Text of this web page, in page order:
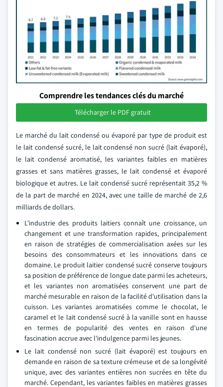
Comprendre les tendances clés du marché
Télécharger le PDF gratuit
Le marché du lait condensé ou évaporé par type de produit est
le lait condensé sucré, le lait condensé non sucré (lait évaporé),
le lait condensé aromatisé, les variantes faibles en matières
grasses et sans matières grasses, le lait condensé et évaporé
biologique et autres. Le lait condensé sucré représentait 35,2 %
de la part de marché en 2024, avec une taille de marché de 2,6
milliards de dollars.
L'industrie des produits laitiers connaît une croissance, un
changement et une transformation rapides, principalement
en raison de stratégies de commercialisation axées sur les
besoins des consommateurs et les innovations dans ce
domaine. Le produit laitier condensé sucré conserve toujours
sa position de préférence de longue date parmi les acheteurs,
et les variantes non aromatisées conservent une part de
marché mesurable en raison de la facilité d'utilisation dans la
cuisson. Les variantes aromatisées comme le chocolat, le
caramel et le lait condensé sucré à la vanille sont en hausse
en termes de popularité des ventes en raison d'une
fascination accrue avec l'indulgence parmi les jeunes.
Le lait condensé non sucré (lait évaporé) est toujours en
demande en raison de sa texture crémeuse et de sa longévité
unique, avec des variantes entières non sucrées en tête du
marché. Cependant, les variantes faibles en matières grasses